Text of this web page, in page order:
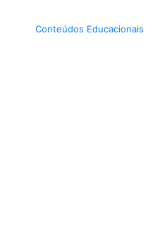
Conteúdos Educacionais